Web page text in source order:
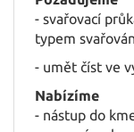
PL
CS
- svařovací
typem
- umět číst ve
Nabízíme
- nástup do